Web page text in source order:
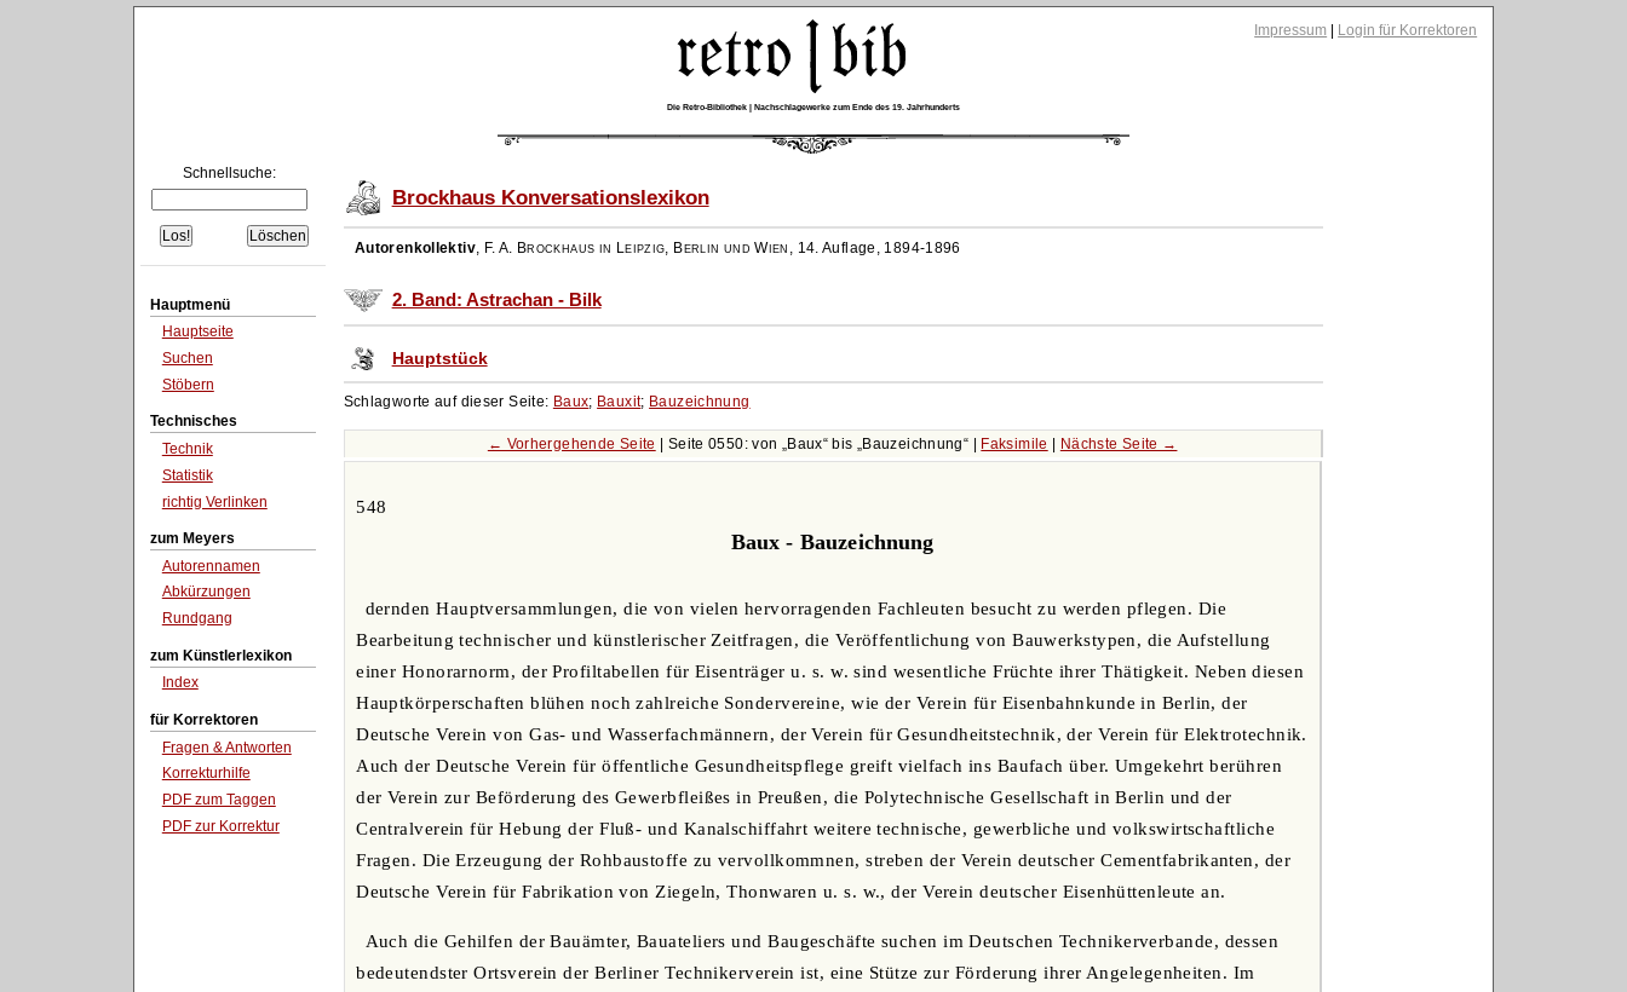
Impressum Login für Korrektoren
Die Retro-Bibliothek | Nachschlagewerke zum Ende des 19. Jahrhunderts
Schnellsuche:
Hauptmenü
Hauptseite
Suchen
Stöbern
Technisches
Technik
Statistik
richtig Verlinken
zum Meyers
Autorennamen
Abkürzungen
Rundgang
zum Künstlerlexikon
Index
für Korrektoren
Fragen & Antworten
Korrekturhilfe
PDF zum Taggen
PDF zur Korrektur
Brockhaus Konversationslexikon
Autorenkollektiv, F. A. Brockhaus in Leipzig, Berlin und Wien , 14. Auflage, 1894-1896
2. Band: Astrachan - Bilk
Hauptstück
Schlagworte auf dieser Seite: Baux; Bauxit; Bauzeichnung
← Vorhergehende Seite | Seite 0550: von Baux bis Bauzeichnung Faksimile Nächste Seite →
548
Baux - Bauzeichnung
dernden Hauptversammlungen, die von vielen hervorragenden Fachleuten besucht zu werden pflegen. Die
Bearbeitung technischer und künstlerischer Zeitfragen, die Veröffentlichung von Bauwerkstypen, die Aufstellung
einer Honorarnorm, der Profiltabellen für Eisenträger u. s. w. sind wesentliche Früchte ihrer Thätigkeit. Neben diesen
Hauptkörperschaften blühen noch zahlreiche Sondervereine, wie der Verein für Eisenbahnkunde in Berlin, der
Deutsche Verein von Gas- und Wasserfachmännern, der Verein für Gesundheitstechnik, der Verein für Elektrotechnik.
Auch der Deutsche Verein für öffentliche Gesundheitspflege greift vielfach ins Baufach über. Umgekehrt berühren
der Verein zur Beförderung des Gewerbfleißes in Preußen, die Polytechnische Gesellschaft in Berlin und der
Centralverein für Hebung der Fluß- und Kanalschiffahrt weitere technische, gewerbliche und volkswirtschaftliche
Fragen. Die Erzeugung der Rohbaustoffe zu vervollkommnen, streben der Verein deutscher Cementfabrikanten, der
Deutsche Verein für Fabrikation von Ziegeln, Thonwaren u. s. w., der Verein deutscher Eisenhüttenleute an.
Auch die Gehilfen der Bauämter, Bauateliers und Baugeschäfte suchen im Deutschen Technikerverbande, dessen
bedeutendster Ortsverein der Berliner Technikerverein ist, eine Stütze zur Förderung ihrer Angelegenheiten. Im